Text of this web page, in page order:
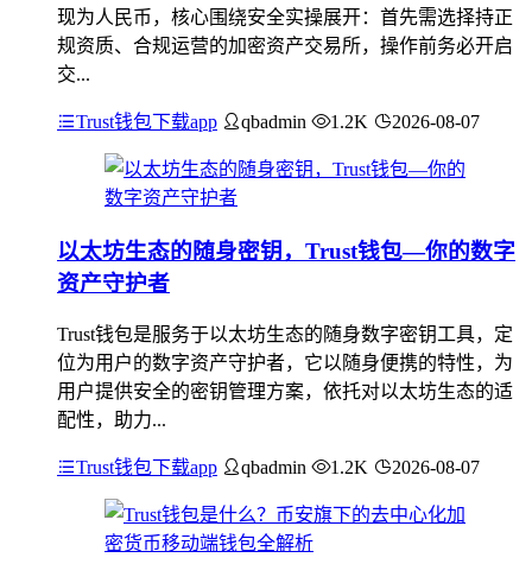
现为人民币，核心围绕安全实操展开：首先需选择持正
规资质、合规运营的加密资产交易所，操作前务必开启
交...
Trust钱包下载app qbadmin 1.2K 2026-08-07
以太坊生态的随身密钥，Trust钱包—你的数字
资产守护者
Trust钱包是服务于以太坊生态的随身数字密钥工具，定
位为用户的数字资产守护者，它以随身便携的特性，为
用户提供安全的密钥管理方案，依托对以太坊生态的适
配性，助力...
Trust钱包下载app qbadmin 1.2K 2026-08-07